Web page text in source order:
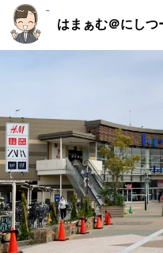
はまぁむ＠にしつ